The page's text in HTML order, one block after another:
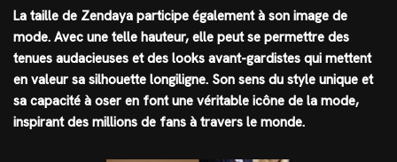
La taille de Zendaya participe également à son image de
mode. Avec une telle hauteur, elle peut se permettre des
tenues audacieuses et des looks avant-gardistes qui mettent
en valeur sa silhouette longiligne. Son sens du style unique et
sa capacité à oser en font une véritable icône de la mode,
inspirant des millions de fans à travers le monde.